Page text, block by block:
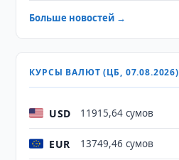
Больше новостей →
КУРСЫ ВАЛЮТ (ЦБ, 07.08.2026)
USD 11915,64 сумов
EUR 13749,46 сумов